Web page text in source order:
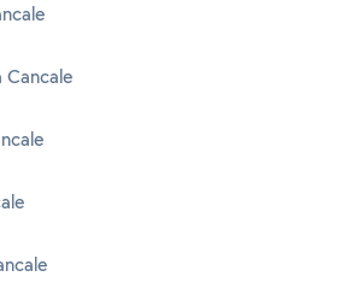
Cancale